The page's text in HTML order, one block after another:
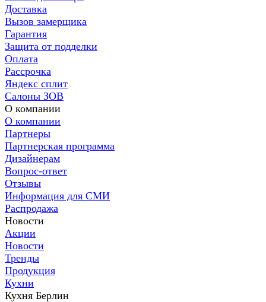
Доставка
Вызов замерщика
Гарантия
Защита от подделки
Оплата
Рассрочка
Яндекс сплит
Салоны ЗОВ
О компании
О компании
Партнеры
Партнерская программа
Дизайнерам
Вопрос-ответ
Отзывы
Информация для СМИ
Распродажа
Новости
Акции
Новости
Тренды
Продукция
Кухни
Кухня Берлин